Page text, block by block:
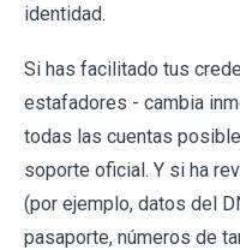
identidad.
Si has facilitado tus
estafadores - cambia
todas las cuentas
soporte oficial. Y si ha
(por ejemplo, datos del
pasaporte, números de